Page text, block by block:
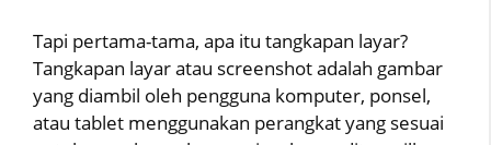
Tapi pertama-tama, apa itu tangkapan layar?
Tangkapan layar atau screenshot adalah gambar
yang diambil oleh pengguna komputer, ponsel,
atau tablet menggunakan perangkat yang sesuai